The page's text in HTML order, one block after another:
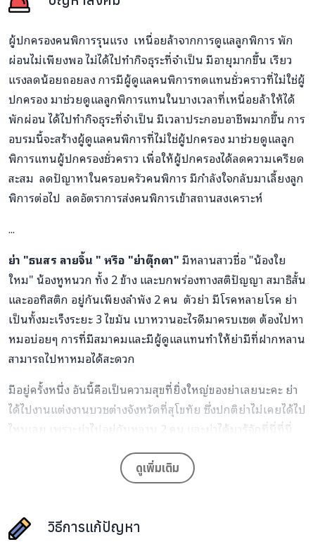
ผู้ปกครองคนพิการรุนแรง เหนื่อยล้าจากการดูแลลูกพิการ พัก
ผ่อนไม่เพียงพอ ไม่ได้ไปทำกิจธุระที่จำเป็น มีอายุมากขึ้น เรียว
แรงลดน้อยถอยลง การมีผู้ดูแลคนพิการทดแทนชั่วคราวที่ไม่ใช่ผู้
ปกครอง มาช่วยดูแลลูกพิการแทนในบางเวลาที่เหนื่อยล้าให้ได้
พักผ่อน ได้ไปทำกิจธุระที่จำเป็น มีเวลาประกอบอาชีพมากขึ้น การ
อบรมนี้จะสร้างผู้ดูแลคนพิการที่ไม่ใช่ผู้ปกครอง มาช่วยดูแลลูก
พิการแทนผู้ปกครองชั่วคราว เพื่อให้ผู้ปกครองได้ลดความเครียด
สะสม ลดปัญาหาในครอบครัวคนพิการ มีกำลังใจกลับมาเลี้ยงลูก
พิการต่อไป ลดอัตราการส่งคนพิการเข้าสถานสงเคราะห์
...
ย่า "ธนสร ลายจิ้น " หรือ "ย่าตุ๊กตา"มีหลานสาวชื่อ "น้องใย
ใหม" น้องหูหนวก ทั้ง 2 ข้าง และบกพร่องทางสติปัญญา สมาธิสั้น
และออทิสติก อยู่กันเพียงลำพัง 2 คน ตัวย่า มีโรคหลายโรค ย่า
เป็นทั้งมะเร็งระยะ 3 ไขมัน เบาหวานอะไรดีมาครบเซต ต้องไปหา
หมอบ่อยๆ การที่มีสมาคมและมีผู้ดูแลแทนทำให้ย่ามีที่ฝากหลาน
สามารถไปหาหมอได้สะดวก
มีอยู่ครั้งหนึ่ง อันนี้คือเป็นความสุขที่ยิ่งใหญ่ของย่าเลยนะคะย่า
ได้ไปงานแต่งงานบวชต่างจังหวัดที่สุโขทัย ซึ่งปกติย่าไม่เคยได้ไป
ไหนเลย เพราะย่าไปอยู่กับหลาน 2 คน และย่าได้มารู้จักที่นี่ที่นี่
ากไว้ 2 วันหรือ 3 วัน
เจอญาติมันเป็นความสุข
เคย อ่า ไม่เคยได้ไปเจอญาติพี่ ญาติพี่น้องได้ไปพบปะ แล้วก็ผ่อน
คลายอะไรแบบเนี้ยคะ
ดูเพิ่มเติม
วิธีการแก้ปัญหา